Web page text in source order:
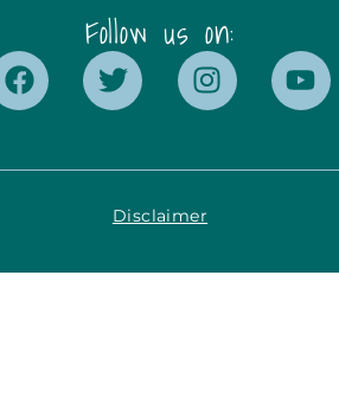
Follow us on:
Disclaimer